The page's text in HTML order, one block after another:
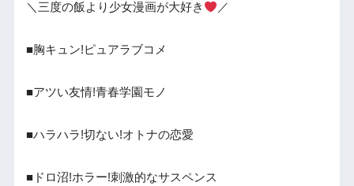
＼三度の飯より少女漫画が大好き ／
■胸キュン!ピュアラブコメ
■アツい友情!青春学園モノ
■ハラハラ!切ない!オトナの恋愛
■ドロ沼!ホラー!刺激的なサスペンス